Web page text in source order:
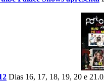
Dias 16, 17, 18, 19, 20 e